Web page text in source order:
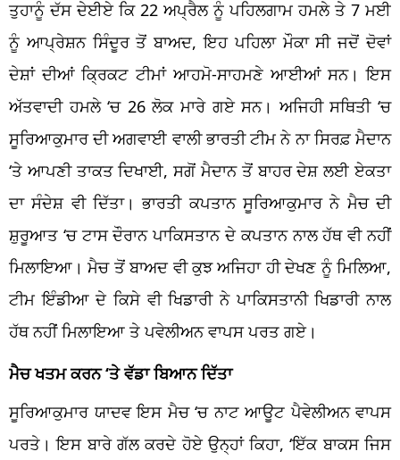
ਤੁਹਾਨੂੰ ਦੱਸ ਦੇਈਏ ਕਿ 22 ਅਪ੍ਰੈਲ ਨੂੰ ਪਹਿਲਗਾਮ ਹਮਲੇ ਤੇ 7 ਮਈ
ਨੂੰ ਆਪ੍ਰੇਸ਼ਨ ਸਿੰਦੂਰ ਤੋਂ ਬਾਅਦ, ਇਹ ਪਹਿਲਾ ਮੌਕਾ ਸੀ ਜਦੋਂ ਦੋਵਾਂ
ਦੇਸ਼ਾਂ ਦੀਆਂ ਕ੍ਰਿਕਟ ਟੀਮਾਂ ਆਹਮੋ-ਸਾਹਮਣੇ ਆਈਆਂ ਸਨ। ਇਸ
ਅੱਤਵਾਦੀ ਹਮਲੇ‘ਚ 26 ਲੋਕ ਮਾਰੇ ਗਏ ਸਨ। ਅਜਿਹੀ ਸਥਿਤੀ‘ਚ
ਸੂਰਿਆਕੁਮਾਰ ਦੀ ਅਗਵਾਈ ਵਾਲੀ ਭਾਰਤੀ ਟੀਮ ਨੇ ਨਾ ਸਿਰਫ਼ ਮੈਦਾਨ
‘ਤੇ ਆਪਣੀ ਤਾਕਤ ਦਿਖਾਈ, ਸਗੋਂ ਮੈਦਾਨ ਤੋਂ ਬਾਹਰ ਦੇਸ਼ ਲਈ ਏਕਤਾ
ਦਾ ਸੰਦੇਸ਼ ਵੀ ਦਿੱਤਾ। ਭਾਰਤੀ ਕਪਤਾਨ ਸੂਰਿਆਕੁਮਾਰ ਨੇ ਮੈਚ ਦੀ
ਸ਼ੁਰੂਆਤ ‘ਚ ਟਾਸ ਦੌਰਾਨ ਪਾਕਿਸਤਾਨ ਦੇ ਕਪਤਾਨ ਨਾਲ ਹੱਥ ਵੀ ਨਹੀਂ
ਮਿਲਾਇਆ। ਮੈਚ ਤੋਂ ਬਾਅਦ ਵੀ ਕੁਝ ਅਜਿਹਾ ਹੀ ਦੇਖਣ ਨੂੰ ਮਿਲਿਆ,
ਟੀਮ ਇੰਡੀਆ ਦੇ ਕਿਸੇ ਵੀ ਖਿਡਾਰੀ ਨੇ ਪਾਕਿਸਤਾਨੀ ਖਿਡਾਰੀ ਨਾਲ
ਹੱਥ ਨਹੀਂ ਮਿਲਾਇਆ ਤੇ ਪਵੇਲੀਅਨ ਵਾਪਸ ਪਰਤ ਗਏ।
ਮੈਚ ਖਤਮ ਕਰਨ ‘ਤੇ ਵੱਡਾ ਬਿਆਨ ਦਿੱਤਾ
ਸੂਰਿਆਕੁਮਾਰ ਯਾਦਵ ਇਸ ਮੈਚ ‘ਚ ਨਾਟ ਆਊਟ ਪੈਵੇਲੀਅਨ ਵਾਪਸ
ਪਰਤ । ਇਸ ਬਾਰੇ ਗੱਲ ਕਰਦੇ ਹੋਏ ਉਨ੍ਹਾਂ ਕਿਹਾ, ‘ਇੱਕਬਾਕਸਜਿਸ